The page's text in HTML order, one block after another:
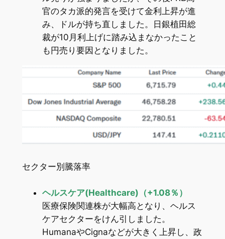
官のタカ派的発言を受けて金利上昇が進
み、ドルが持ち直しました。日銀植田総
裁が10月利上げに踏み込まなかったこと
も円売り要因となりました。
セクター別騰落率
ヘルスケア(Healthcare)（+1.08％）
医療保険関連株が大幅高となり、ヘルス
ケアセクターをけん引しました。
HumanaやCignaなどが大きく上昇し、政